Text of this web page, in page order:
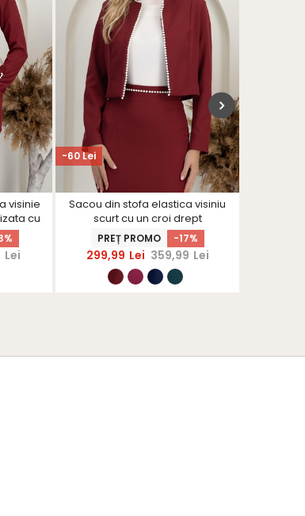
visinie
cu
Lei
-60 Lei
Sacou din stofa elastica visiniu
scurt cu un croi drept
accesorizat cu perle -
StarShinerS
PREȚ PROMO -17%
299,99 Lei 359,99 Lei